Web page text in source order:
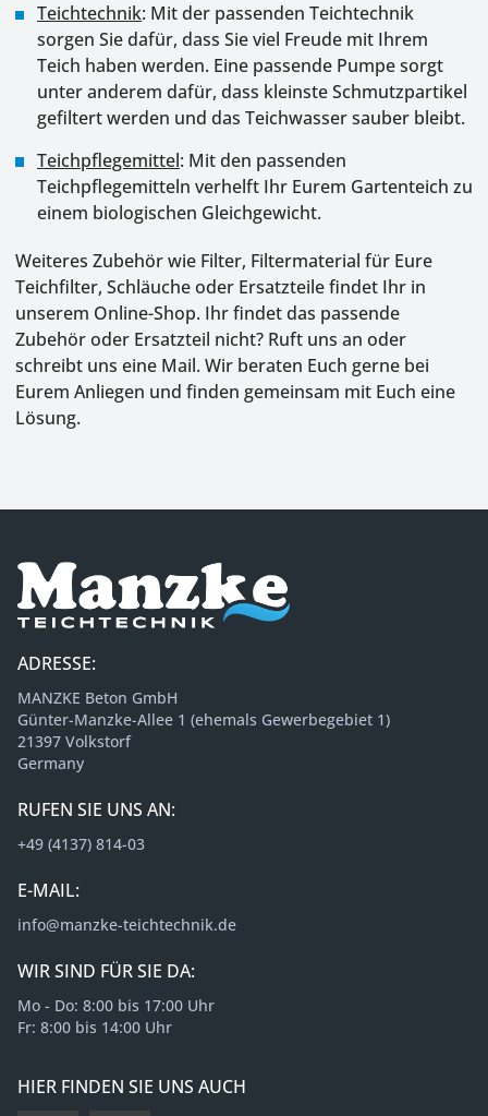
Teichtechnik: Mit der passenden Teichtechnik
sorgen Sie dafür, dass Sie viel Freude mit Ihrem
Teich haben werden. Eine passende Pumpe sorgt
unter anderem dafür, dass kleinste Schmutzpartikel
gefiltert werden und das Teichwasser sauber bleibt.
Teichpflegemittel: Mit den passenden
Teichpflegemitteln verhelft Ihr Eurem Gartenteich zu
einem biologischen Gleichgewicht.
Weiteres Zubehör wie Filter, Filtermaterial für Eure
Teichfilter, Schläuche oder Ersatzteile findet Ihr in
unserem Online-Shop. Ihr findet das passende
Zubehör oder Ersatzteil nicht? Ruft uns an oder
schreibt uns eine Mail. Wir beraten Euch gerne bei
Eurem Anliegen und finden gemeinsam mit Euch eine
Lösung.
ADRESSE:
MANZKE Beton GmbH
Günter-Manzke-Allee 1 (ehemals Gewerbegebiet 1)
21397 Volkstorf
Germany
RUFEN SIE UNS AN:
+49 (4137) 814-03
E-MAIL:
info@manzke-teichtechnik.de
WIR SIND FÜR SIE DA:
Mo - Do: 8:00 bis 17:00 Uhr
Fr: 8:00 bis 14:00 Uhr
HIER FINDEN SIE UNS AUCH